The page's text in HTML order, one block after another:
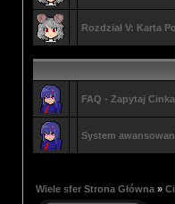
Rozdział V: Karta
FAQ - Zapytaj
System
Wiele sfer Strona Główna»